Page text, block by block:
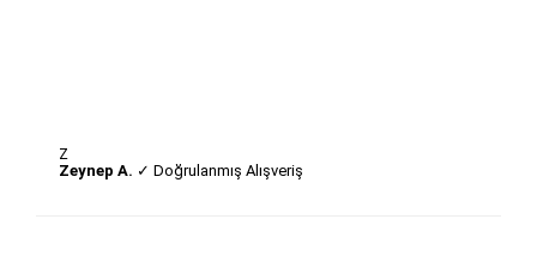
Z
Zeynep A. ✓ Doğrulanmış Alışveriş